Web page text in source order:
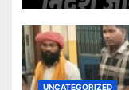
UNCATEGORIZED